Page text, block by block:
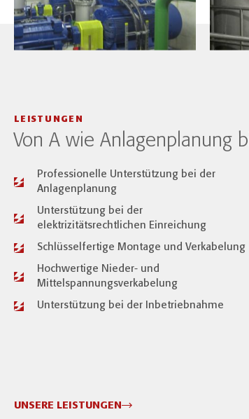
LEISTUNGEN
Von A wie Anlagenplanung
Professionelle Unterstützung bei der
Anlagenplanung
Unterstützung bei der
elektrizitätsrechtlichen Einreichung
Schlüsselfertige Montage und Verkabelung
Hochwertige Nieder- und
Mittelspannungsverkabelung
Unterstützung bei der Inbetriebnahme
UNSERE LEISTUNGEN